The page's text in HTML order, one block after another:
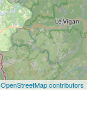
OpenStreetMap contributors